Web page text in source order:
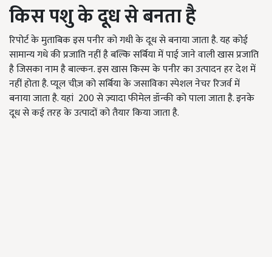
किस पशु के दूध से बनता है
रिपोर्ट के मुताबिक इस पनीर को गधी के दूध से बनाया जाता है. यह कोई
सामान्य गधे की प्रजाति नहीं है बल्कि सर्बिया में पाई जाने वाली खास प्रजाति
है जिसका नाम है बाल्कन. इस खास किस्म के पनीर का उत्पादन हर देश में
नहीं होता है. प्यूल चीज़ को सर्बिया के जसाविका स्पेशल नेचर रिजर्व में
बनाया जाता है. यहां 200से ज़्यादा फीमेल डॉन्की को पाला जाता है. इनके
दूध से कई तरह के उत्पादों को तैयार किया जाता है.